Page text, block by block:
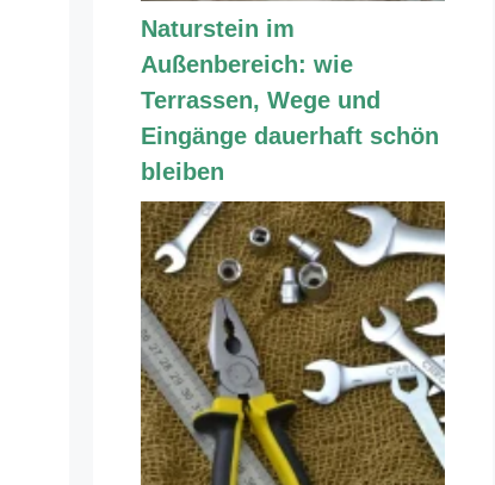
Naturstein im
Außenbereich: wie
Terrassen, Wege und
Eingänge dauerhaft schön
bleiben